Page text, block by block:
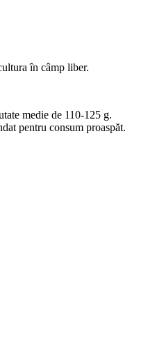
în câmp liber.
medie de 110-125 g.
pentru consum proaspăt.